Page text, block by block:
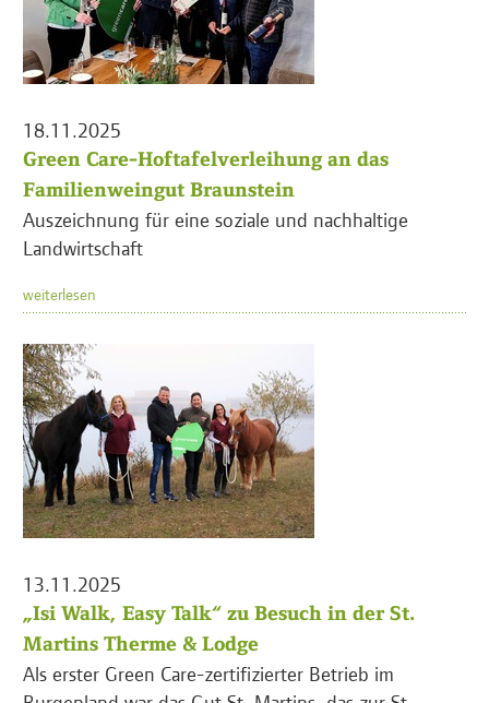
18.11.2025
Green Care-Hoftafelverleihung an das
Familienweingut Braunstein
Auszeichnung für eine soziale und nachhaltige
Landwirtschaft
weiterlesen
13.11.2025
„Isi Walk, Easy Talk“ zu Besuch in der St.
Martins Therme & Lodge
Als erster Green Care-zertifizierter Betrieb im